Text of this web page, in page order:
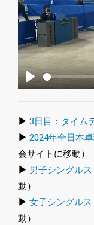
Play
▶ 3日目：タイム
▶ 2024年全日本
会サイトに移動）
▶ 男子シングル
動）
▶ 女子シングル
動）